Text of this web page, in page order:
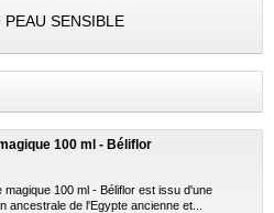
SENSIBLE
100 ml - Béliflor
magique 100 ml - Béliflor est issu d'une
ancestrale de l'Egypte ancienne et...